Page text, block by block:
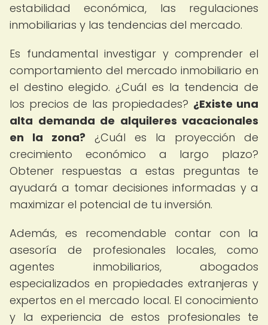
estabilidad económica, las regulaciones
inmobiliarias y las tendencias del mercado.
Es fundamental investigar y comprender el
comportamiento del mercado inmobiliario en
el destino elegido. ¿Cuál es la tendencia de
los precios de las propiedades? ¿Existe una
alta demanda de alquileres vacacionales
en la zona? ¿Cuál es la proyección de
crecimiento económico a largo plazo?
Obtener respuestas a estas preguntas te
ayudará a tomar decisiones informadas y a
maximizar el potencial de tu inversión.
Además, es recomendable contar con la
asesoría de profesionales locales, como
agentes inmobiliarios, abogados
especializados en propiedades extranjeras y
expertos en el mercado local. El conocimiento
y la experiencia de estos profesionales te